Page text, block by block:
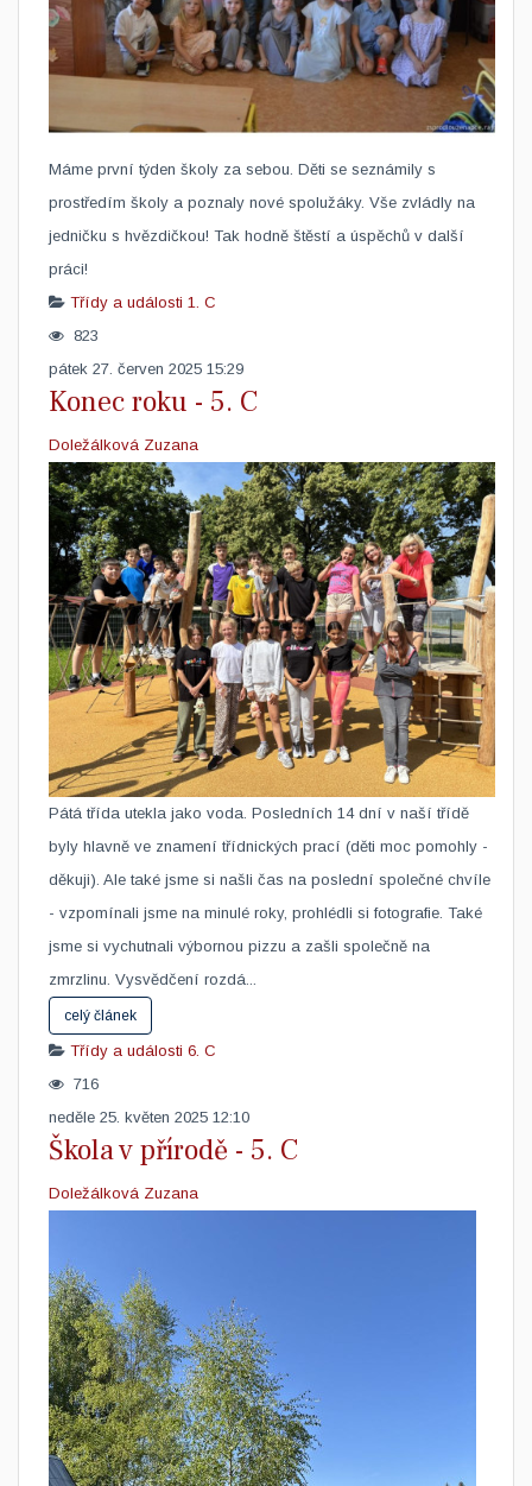
​Máme první týden školy za sebou. Děti se seznámily s
prostředím školy a poznaly nové spolužáky. Vše zvládly na
jedničku s hvězdičkou! Tak hodně štěstí a úspěchů v další
práci!
Třídy a události 1. C
823
pátek 27. červen 2025 15:29
Konec roku - 5. C
Doležálková Zuzana
​Pátá třída utekla jako voda. Posledních 14 dní v naší třídě
byly hlavně ve znamení třídnických prací (děti moc pomohly -
děkuji). Ale také jsme si našli čas na poslední společné chvíle
- vzpomínali jsme na minulé roky, prohlédli si fotografie. Také
jsme si vychutnali výbornou pizzu a zašli společně na
zmrzlinu. Vysvědčení rozdá...
celý článek
Třídy a události 6. C
716
neděle 25. květen 2025 12:10
Škola v přírodě - 5. C
Doležálková Zuzana